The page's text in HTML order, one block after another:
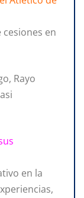
en
Rayo
en la